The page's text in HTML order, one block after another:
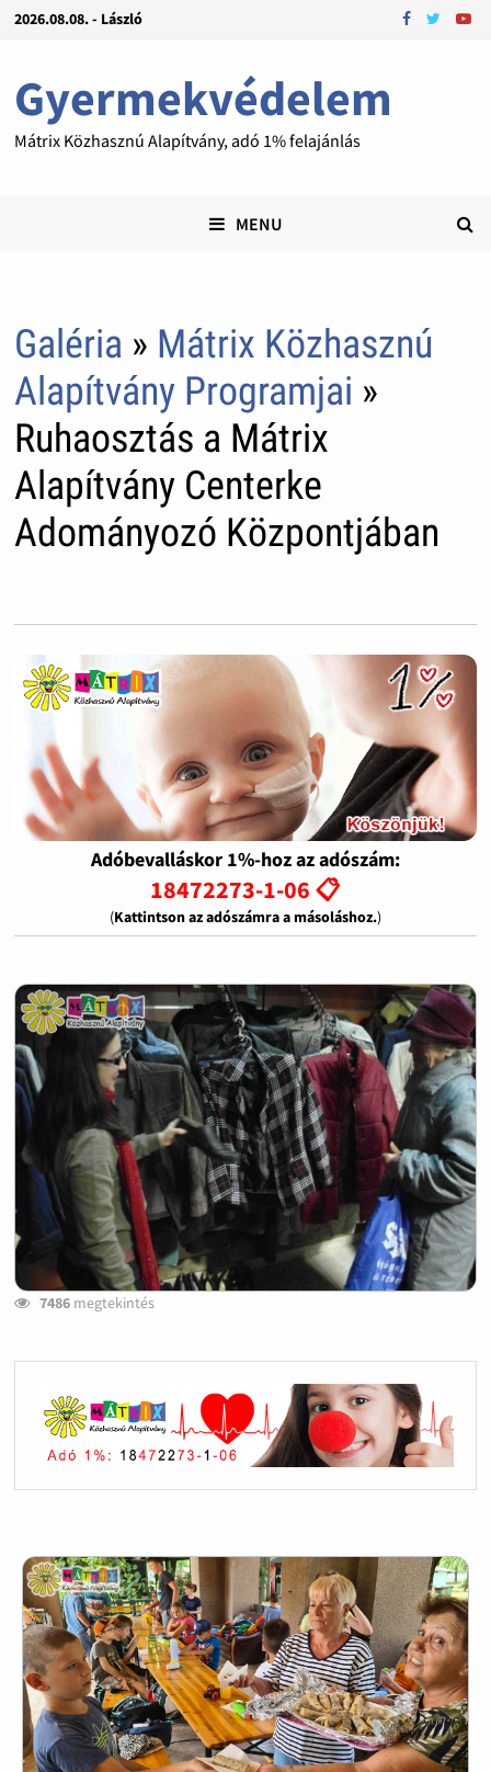
2026.08.08. - László
Gyermekvédelem
Mátrix Közhasznú Alapítvány, adó 1% felajánlás
MENU
Galéria » Mátrix Közhasznú
Alapítvány Programjai »
Ruhaosztás a Mátrix
Alapítvány Centerke
Adományozó Központjában
Adóbevalláskor 1%-hoz az adószám:
18472273-1-06 📋
(Kattintson az adószámra a másoláshoz.)
7486megtekintés